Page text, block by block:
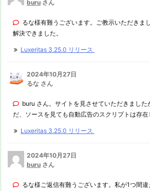
buru さん
るな様有難うございます。ご教示いただきま
解決できました。
Luxeritas 3.25.0 リリース
2024年10月27日
るな さん
buru さん。サイトを見させていただきました
だ、ソースを見ても自動広告のスクリプトは存在
Luxeritas 3.25.0 リリース
2024年10月27日
buru さん
るな様ご返信有難うございます。私が1つ間